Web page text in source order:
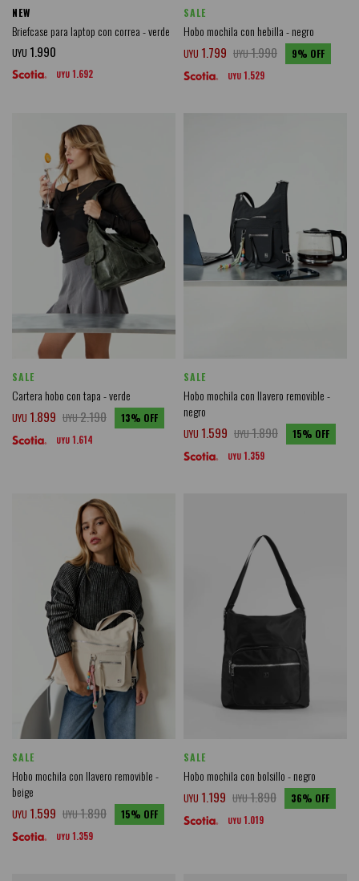
NEW
Briefcase para laptop con correa - verde
UYU 1.990
UYU 1.692
SALE
Hobo mochila con hebilla - negro
UYU 1.799 UYU1.990 9
UYU 1.529
SALE
Cartera hobo con tapa - verde
UYU 1.899 UYU2.190 13
UYU 1.614
SALE
Hobo mochila con llavero removible -
negro
UYU 1.599 UYU1.890 15
UYU 1.359
SALE
Hobo mochila con llavero removible -
beige
UYU 1.599 UYU1.890 15
UYU 1.359
SALE
Hobo mochila con bolsillo - negro
UYU 1.199 UYU1.890 36
UYU 1.019